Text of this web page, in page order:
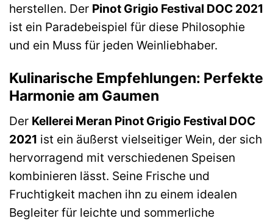
herstellen. Der Pinot Grigio Festival DOC 2021
ist ein Paradebeispiel für diese Philosophie
und ein Muss für jeden Weinliebhaber.
Kulinarische Empfehlungen: Perfekte
Harmonie am Gaumen
Der Kellerei Meran Pinot Grigio Festival DOC
2021 ist ein äußerst vielseitiger Wein, der sich
hervorragend mit verschiedenen Speisen
kombinieren lässt. Seine Frische und
Fruchtigkeit machen ihn zu einem idealen
Begleiter für leichte und sommerliche